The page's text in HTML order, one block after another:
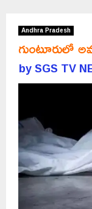
Andhra Pradesh
bySGS TV